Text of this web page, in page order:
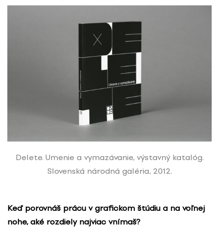
Delete. Umenie a vymazávanie, výstavný katalóg.
Slovenská národná galéria, 2012.
Keď porovnáš prácu v grafickom štúdiu a na voľnej
nohe, aké rozdiely najviac vnímaš?